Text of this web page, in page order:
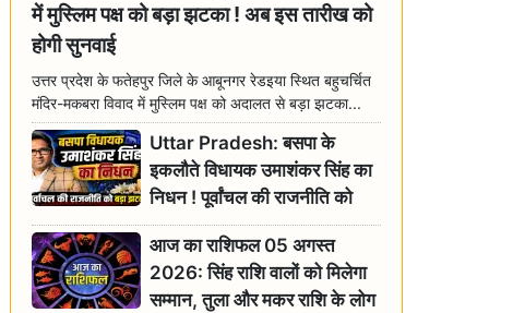
में मुस्लिम पक्ष को बड़ा झटका ! अब इस तारीख को
होगी सुनवाई
उत्तर प्रदेश के फतेहपुर जिले के आबूनगर रेडइया स्थित बहुचर्चित
मंदिर-मकबरा विवाद में मुस्लिम पक्ष को अदालत से बड़ा झटका...
Uttar Pradesh: बसपा के
इकलौते विधायक उमाशंकर सिंह का
निधन ! पूर्वांचल की राजनीति को
बड़ा झटका, योगी ने जताया दुःख
आज का राशिफल 05 अगस्त
2026: सिंह राशि वालों को मिलेगा
सम्मान, तुला और मकर राशि के लोग